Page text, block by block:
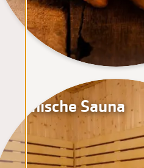
Finnische Sauna